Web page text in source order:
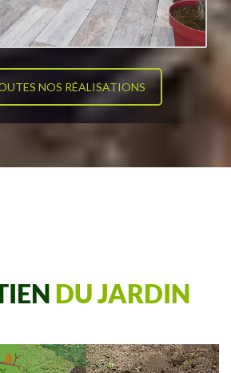
NOS RÉALISATIONS
DU JARDIN